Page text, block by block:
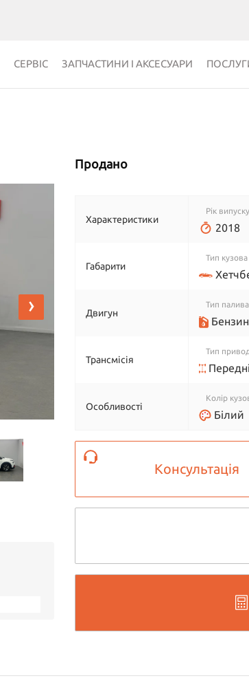
СЕРВІС ЗАПЧАСТИНИ І АКСЕСУАРИ
›
Продано
Характеристики
Рік випуску
2018
Габарити
Тип кузова
Двигун
Тип палива
Бензин
Трансмісія
Тип
Особливості
Колір
Білий
Консультація